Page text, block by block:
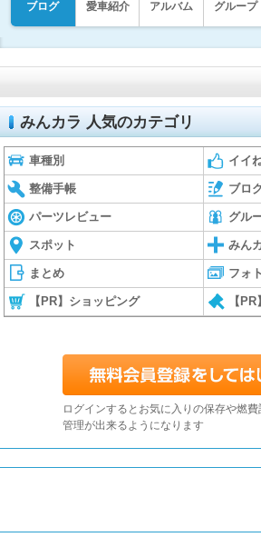
ブログ 愛車紹介 アルバム グループ
みんカラ 人気のカテゴリ
車種別 イイ
整備手帳 ブロ
パーツレビュー グル
スポット みん
まとめ フォト
【PR】ショッピング 【
ログインするとお気に入りの保存や燃
管理が出来るようになります